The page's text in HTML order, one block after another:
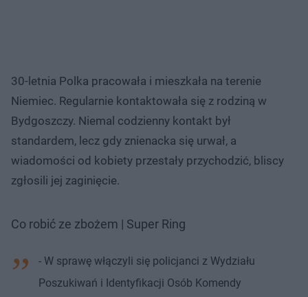
30-letnia Polka pracowała i mieszkała na terenie
Niemiec. Regularnie kontaktowała się z rodziną w
Bydgoszczy. Niemal codzienny kontakt był
standardem, lecz gdy znienacka się urwał, a
wiadomości od kobiety przestały przychodzić, bliscy
zgłosili jej zaginięcie.
Co robić ze zbożem | Super Ring
- W sprawę włączyli się policjanci z Wydziału
Poszukiwań i Identyfikacji Osób Komendy